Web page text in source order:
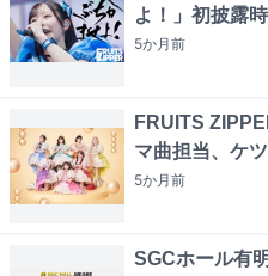
よ！」初披露
5か月前
FRUITS
マ曲担当、ケ
5か月前
SGCホール有